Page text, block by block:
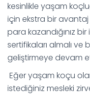
kesinlikle yaşam
için ekstra bir avantaj
para kazandığınız
sertifikaları almalı ve
geliştirmeye devam
Eğer yaşam koçu
istediğiniz mesleki